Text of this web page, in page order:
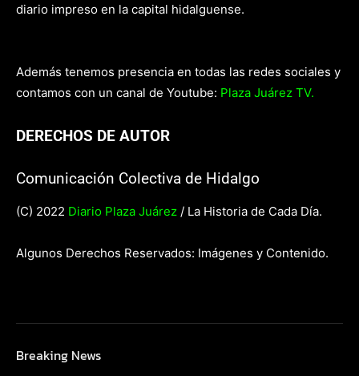
diario impreso en la capital hidalguense.
Además tenemos presencia en todas las redes sociales y
contamos con un canal de Youtube: Plaza Juárez TV.
DERECHOS DE AUTOR
Comunicación Colectiva de Hidalgo
(C) 2022 Diario Plaza Juárez / La Historia de Cada Día.
Algunos Derechos Reservados: Imágenes y Contenido.
Breaking News